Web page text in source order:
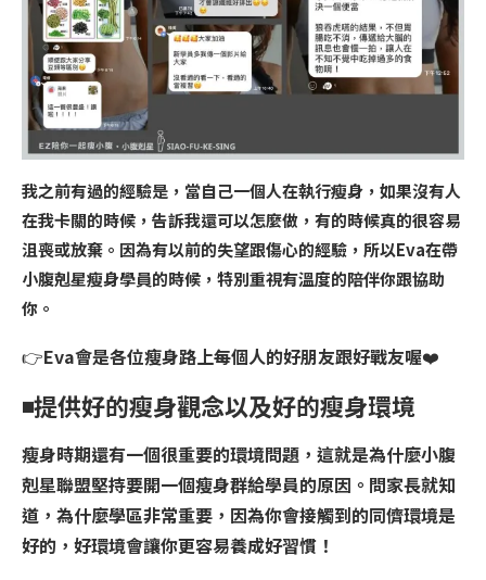
我之前有過的經驗是，當自己一個人在執行瘦身，如果沒有人
在我卡關的時候，告訴我還可以怎麼做，有的時候真的很容易
沮喪或放棄。因為有以前的失望跟傷心的經驗，所以Eva在帶
小腹剋星瘦身學員的時候，特別重視有溫度的陪伴你跟協助
你。
👉Eva會是各位瘦身路上每個人的好朋友跟好戰友喔❤️
◾️提供好的瘦身觀念以及好的瘦身環境
瘦身時期還有一個很重要的環境問題，這就是為什麼小腹
剋星聯盟堅持要開一個瘦身群給學員的原因。問家長就知
道，為什麼學區非常重要，因為你會接觸到的同儕環境是
好的， 好環境會讓你更容易養成好習慣！